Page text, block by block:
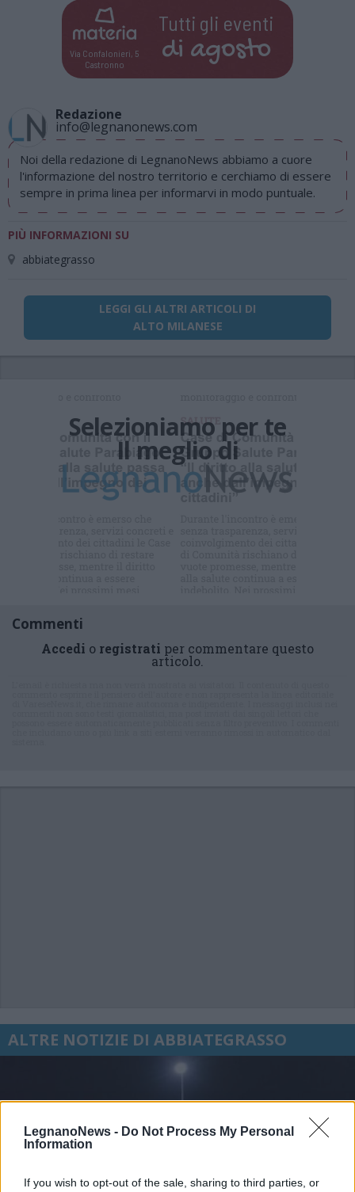
LegnanoNews - Do Not Process My Personal
Information
If you wish to opt-out of the sale, sharing to third parties, or
Via Confalonieri, 5
Castronno
Tutti gli eventi
di agosto
Redazione
info@legnanonews.com
Noi della redazione di LegnanoNews abbiamo a cuore
l'informazione del nostro territorio e cerchiamo di essere
sempre in prima linea per informarvi in modo puntuale.
PIÙ INFORMAZIONI SU
abbiategrasso
LEGGI GLI ALTRI ARTICOLI DI
ALTO MILANESE
Selezioniamo per te
Il meglio di
Commenti
Accedi o registrati per commentare questo
articolo.
ALTRE NOTIZIE DI ABBIATEGRASSO